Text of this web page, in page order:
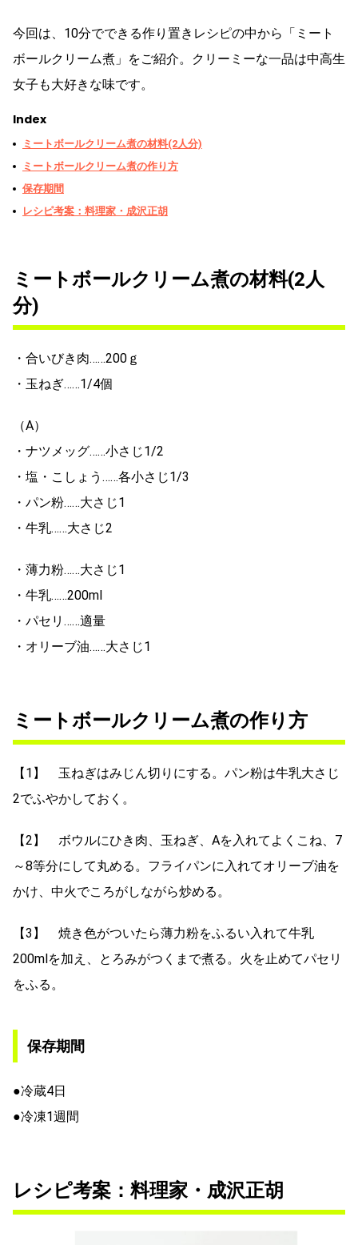
今回は、10分でできる作り置きレシピの中から「ミート
ボールクリーム煮」をご紹介。クリーミーな一品は中高生
女子も大好きな味です。
Index
ミートボールクリーム煮の材料(2人分)
ミートボールクリーム煮の作り方
保存期間
レシピ考案：料理家・成沢正胡
ミートボールクリーム煮の材料(2人
分)
・合いびき肉……200ｇ
・玉ねぎ……1/4個
（A）
・ナツメッグ……小さじ1/2
・塩・こしょう……各小さじ1/3
・パン粉……大さじ1
・牛乳……大さじ2
・薄力粉……大さじ1
・牛乳……200ml
・パセリ……適量
・オリーブ油……大さじ1
ミートボールクリーム煮の作り方
【1】 玉ねぎはみじん切りにする。パン粉は牛乳大さじ
2でふやかしておく。
【2】 ボウルにひき肉、玉ねぎ、Aを入れてよくこね、7
～8等分にして丸める。フライパンに入れてオリーブ油を
かけ、中火でころがしながら炒める。
【3】 焼き色がついたら薄力粉をふるい入れて牛乳
200mlを加え、とろみがつくまで煮る。火を止めてパセリ
をふる。
保存期間
●冷蔵4日
●冷凍1週間
レシピ考案：料理家・成沢正胡